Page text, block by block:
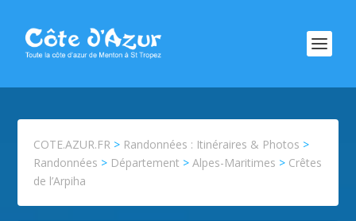
COTE.AZUR.FR > Randonnées : Itinéraires & Photos >
Randonnées > Département >Alpes-Maritimes > Crêtes
de l’Arpiha